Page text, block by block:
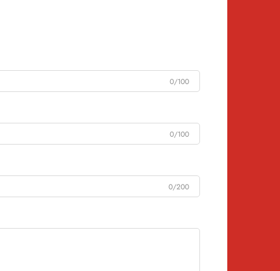
0/100
0/100
0/200